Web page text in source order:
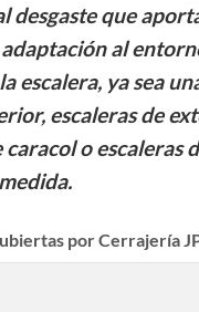
desgaste que
al
escalera, ya sea
escaleras de
caracol o escaleras
por Cerrajería